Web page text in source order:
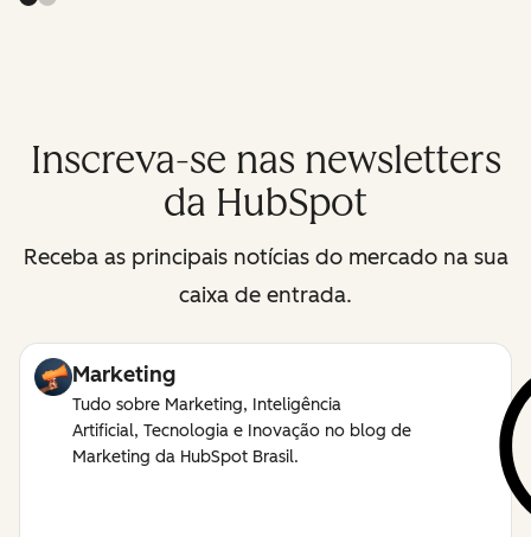
Inscreva-se nas newsletters
da HubSpot
Receba as principais notícias do mercado na sua
caixa de entrada.
Marketing
Tudo sobre Marketing, Inteligência
Artificial, Tecnologia e Inovação no blog de
Marketing da HubSpot Brasil.